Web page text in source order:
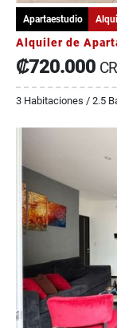
Apartaestudio
Alquiler de
₡720.000
3 Habitaciones / 2.5